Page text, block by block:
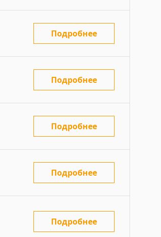
Подробнее
Подробнее
Подробнее
Подробнее
Подробнее